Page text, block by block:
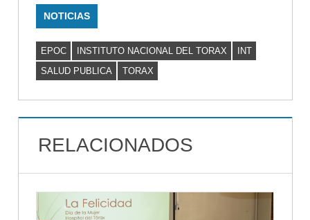
NOTICIAS
EPOC INSTITUTO NACIONAL DEL TORAX
INT
SALUD PUBLICA
TORAX
RELACIONADOS